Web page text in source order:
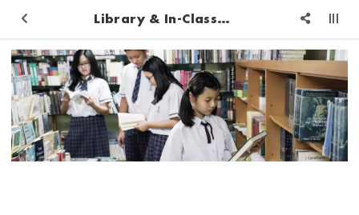
Library & In-Class Library